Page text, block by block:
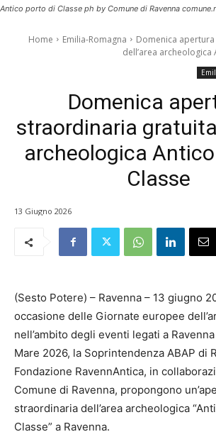
Antico porto di Classe ph by Comune di Ravenna
Home Emilia-Romagna
Domenica
dell’area
Domenica
straordinaria gratuita
archeologica
Classe
13 Giugno 2026
(Sesto Potere) – Ravenna – 13 giugno
occasione delle Giornate europee
nell’ambito degli eventi legati a
Mare 2026, la Soprintendenza ABAP di
Fondazione RavennAntica, in
Comune di Ravenna, propongono
straordinaria dell’area archeologica
Classe” a Ravenna.